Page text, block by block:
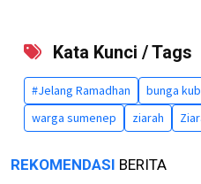
Kata Kunci / Tags
#Jelang Ramadhan bunga
warga sumenep
ziarah
REKOMENDASI BERITA